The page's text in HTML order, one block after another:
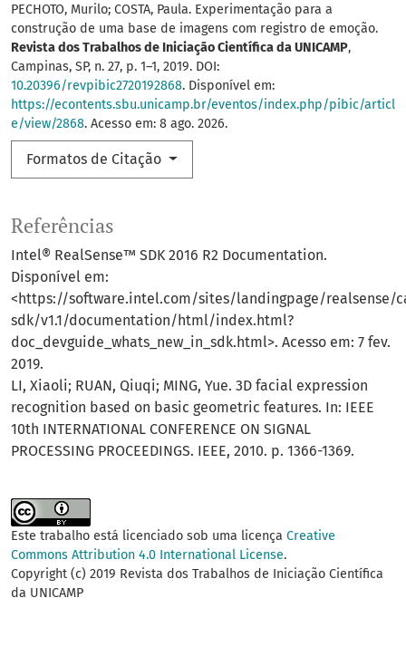
PECHOTO, Murilo; COSTA, Paula. Experimentação para a
construção de uma base de imagens com registro de emoção.
Revista dos Trabalhos de Iniciação Científica da UNICAMP,
Campinas, SP, n. 27, p. 1–1, 2019. DOI:
10.20396/revpibic2720192868. Disponível em:
https://econtents.sbu.unicamp.br/eventos/index.php/pibic/articl
e/view/2868. Acesso em: 8 ago. 2026.
Formatos de Citação
Referências
Intel® RealSense™ SDK 2016 R2 Documentation.
Disponível em:
<https://software.intel.com/sites/landingpage/realsense/
sdk/v1.1/documentation/html/index.html?
doc_devguide_whats_new_in_sdk.html>. Acesso em: 7 fev.
2019.
LI, Xiaoli; RUAN, Qiuqi; MING, Yue. 3D facial expression
recognition based on basic geometric features. In: IEEE
10th INTERNATIONAL CONFERENCE ON SIGNAL
PROCESSING PROCEEDINGS. IEEE, 2010. p. 1366-1369.
Este trabalho está licenciado sob uma licença Creative
Commons Attribution 4.0 International License.
Copyright (c) 2019 Revista dos Trabalhos de Iniciação Científica
da UNICAMP